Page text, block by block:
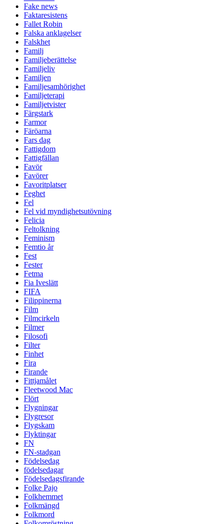
Fake news
Faktaresistens
Fallet Robin
Falska anklagelser
Falskhet
Familj
Familjeberättelse
Familjeliv
Familjen
Familjesamhörighet
Familjeterapi
Familjetvister
Färgstark
Farmor
Färöarna
Fars dag
Fattigdom
Fattigfällan
Favör
Favörer
Favoritplatser
Feghet
Fel
Fel vid myndighetsutövning
Felicia
Feltolkning
Feminism
Femtio år
Fest
Fester
Fetma
Fia Iveslätt
FIFA
Filippinerna
Film
Filmcirkeln
Filmer
Filosofi
Filter
Finhet
Fira
Firande
Fittjamålet
Fleetwood Mac
Flört
Flygningar
Flygresor
Flygskam
Flyktingar
FN
FN-stadgan
Födelsedag
födelsedagar
Födelsedagsfirande
Folke Pajo
Folkhemmet
Folkmängd
Folkmord